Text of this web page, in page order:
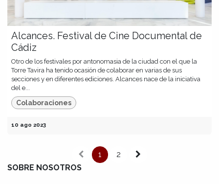
Alcances. Festival de Cine Documental de
Cádiz
Otro de los festivales por antonomasia de la ciudad con el que la
Torre Tavira ha tenido ocasión de colaborar en varias de sus
secciones y en diferentes ediciones. Alcances nace de la iniciativa
del e...
Colaboraciones
10 ago 2023
1
2
SOBRE NOSOTROS